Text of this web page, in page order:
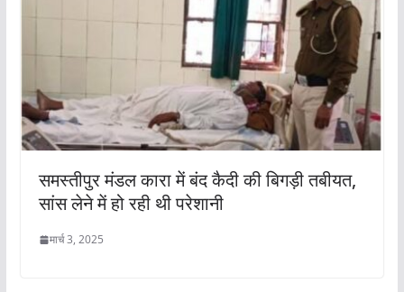
समस्तीपुर मंडल कारा में बंद कैदी की बिगड़ी तबीयत,
सांस लेने में हो रही थी परेशानी
मार्च 3, 2025